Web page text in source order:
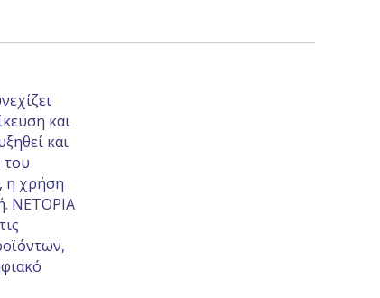
και
και
του
η χρήση
NETOPIA